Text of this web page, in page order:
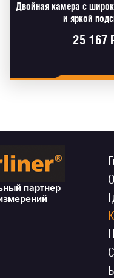
Двойная камера с
и яркой
25 167
партнер